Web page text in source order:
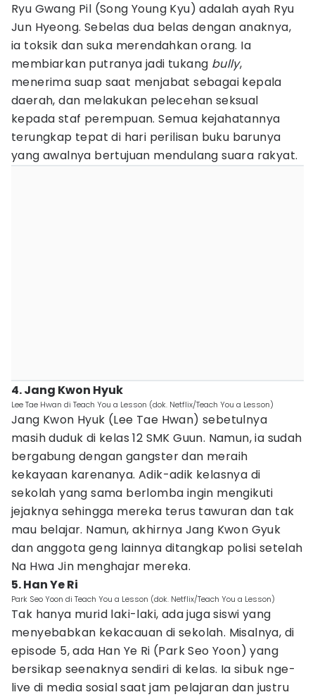
Ryu Gwang Pil (Song Young Kyu) adalah ayah Ryu
Jun Hyeong. Sebelas dua belas dengan anaknya,
ia toksik dan suka merendahkan orang. Ia
membiarkan putranya jadi tukang bully,
menerima suap saat menjabat sebagai kepala
daerah, dan melakukan pelecehan seksual
kepada staf perempuan. Semua kejahatannya
terungkap tepat di hari perilisan buku barunya
yang awalnya bertujuan mendulang suara rakyat.
4. Jang Kwon Hyuk
Lee Tae Hwan di Teach You a Lesson (dok. Netflix/Teach You a Lesson)
Jang Kwon Hyuk (Lee Tae Hwan) sebetulnya
masih duduk di kelas 12 SMK Guun. Namun, ia sudah
bergabung dengan gangster dan meraih
kekayaan karenanya. Adik-adik kelasnya di
sekolah yang sama berlomba ingin mengikuti
jejaknya sehingga mereka terus tawuran dan tak
mau belajar. Namun, akhirnya Jang Kwon Gyuk
dan anggota geng lainnya ditangkap polisi setelah
Na Hwa Jin menghajar mereka.
5. Han Ye Ri
Park Seo Yoon di Teach You a Lesson (dok. Netflix/Teach You a Lesson)
Tak hanya murid laki-laki, ada juga siswi yang
menyebabkan kekacauan di sekolah. Misalnya, di
episode 5, ada Han Ye Ri (Park Seo Yoon) yang
bersikap seenaknya sendiri di kelas. Ia sibuk nge-
live di media sosial saat jam pelajaran dan justru